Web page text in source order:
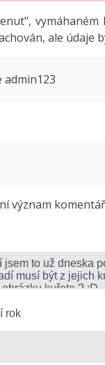
ale údaje
admin123
význam
rok